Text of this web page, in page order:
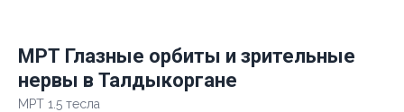
МРТ Глазные орбиты и зрительные
нервы в Талдыкоргане
МРТ 1.5 тесла